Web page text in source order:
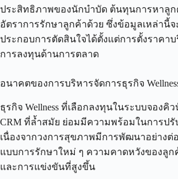
ประสิทธิภาพของนักบำบัด ต้นทุนการหาลูก
อัตราการรักษาลูกค้าด้วย ซึ่งข้อมูลเหล่านี้จ
ประกอบการตัดสินใจได้ตั้งแต่การตั้งราคาบ
การลงทุนด้านการตลาด
อนาคตของการบริหารจัดการธุรกิจ
ธุรกิจ Wellness ที่เลือกลงทุนในระบบจองคิ
CRM ที่ล้ำสมัย ย่อมมีความพร้อมในการปรั
เนื่องจากวงการสุขภาพมีการพัฒนาอย่างต่
แบบการรักษาใหม่ ๆ ความคาดหวังของลูก
และการแข่งขันที่สูงขึ้น